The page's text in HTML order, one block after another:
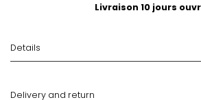
Livraison 10 jours
Details
Delivery and return